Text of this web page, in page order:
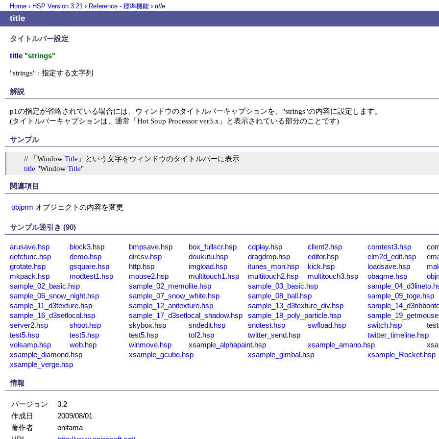
Home › HSP Version 3.21 › Reference - 標準機能 › title
title
タイトルバー設定
title "strings"
"strings" : 指定する文字列
解説
p1の指定が省略されている場合には、ウィンドウのタイトルバーキャプションを、"strings"の内容に設定します。
(タイトルバーキャプションは、通常「Hot Soup Processor ver3.x」と表示されている部分のことです)
サンプル
	// 「Window
Title 」という文字をウィンドウのタイトルバーに表示
title "Window Title"
関連項目
objprm オブジェクトの内容を変更
サンプル逆引き (90)
arusave.hsp block3.hsp bmpsave.hsp box_fullscr.hsp cdplay.hsp client2.hsp comtest3.hsp
defcfunc.hsp
demo.hsp dircsv.hsp doukutu.hsp dragdrop.hsp editor.hsp elm2d_edit.hsp
grotate.hsp
gsquare.hsp http.hsp imgload.hsp itunes_mon.hsp kick.hsp loadsave.hsp
mkpack.hsp
modtest1.hsp mouse2.hsp multitouch1.hsp multitouch2.hsp multitouch3.hsp obaqme.hsp
sample_02_basic.hsp
sample_02_memolite.hsp sample_03_basic.hsp
sample_06_snow_night.hsp
sample_07_snow_white.hsp sample_08_ball.hsp
sample_09_toge.hsp
sample_11_d3texture.hsp
sample_12_anitexture.hsp sample_13_d3texture_div.hsp
sample_16_d3setlocal.hsp
sample_17_d3setlocal_shadow.hsp sample_18_poly_particle.hsp
server2.hsp
shoot.hsp skybox.hsp sndedit.hsp sndtest.hsp swfload.hsp switch.hsp
test5.hsp
test5.hsp test5.hsp tof2.hsp twitter_send.hsp
twitter_timeline.hsp
volsamp.hsp
web.hsp winmove.hsp xsample_alphapaint.hsp xsample_amano.hsp
xsample_diamond.hsp
xsample_gcube.hsp xsample_gimbal.hsp
xsample_Rocket.hsp
xsample_verge.hsp
情報
バージョン
3.2
作成日
2009/08/01
著作者
onitama